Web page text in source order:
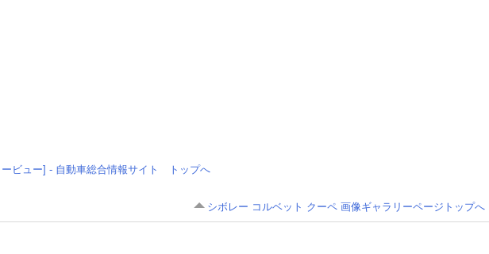
ビュー] - 自動車総合情報サイト トップへ
シボレー コルベット クーペ 画像ギャラリーページトップへ